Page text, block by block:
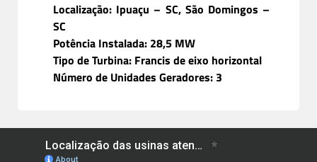
Localização: Ipuaçu – SC, São Domingos –
SC
Potência Instalada: 28,5 MW
Tipo de Turbina: Francis de eixo horizontal
Número de Unidades Geradores: 3